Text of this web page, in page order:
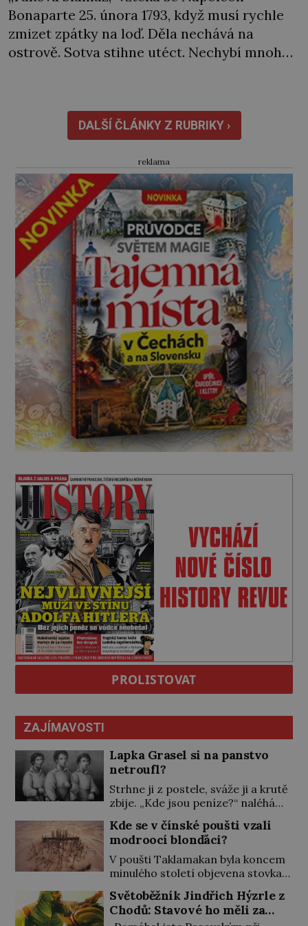
Bonaparte 25. února 1793, když musí rychle
zmizet zpátky na loď. Děla nechává na
ostrově. Sotva stihne utéct. Nechybí mnoho
Francouzská flotila pod velením admirála
Laurenta Trugueta (1752‒1839) vyplouvá
v únoru 1793 z Toulonu. Mezi posádkou […]
DALŠÍ ČLÁNKY Z RUBRIKY ›
reklama
PROLISTOVAT
ZAJÍMAVOSTI
Lapka Grasel si na panstvo
netroufl?
Strhne ji z postele, sváže ji a krutě
zbije. „Kde jsou peníze?“ naléhá
mu to neprozradí – ostatně ani
nemůže, protože žádné nemá,
spokojí se lupič s několika měďáky
a štůčky látky. Zraněná žena pár
nebývale krutý. Jeho činy budí
hrůzu ještě dlouho po jeho smrti
Kde se v čínské poušti vzali
modroocí blonďáci?
V poušti Taklamakan byla koncem
minulého století objevena stovka
mumiemi. Všichni mrtví byli
pohřbeni s úctou a četnými
Světoběžník Jindřich Hýzrle z
Chodů: Stavové ho měli za